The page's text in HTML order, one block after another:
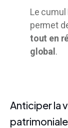
Le
permet
tout en
global .
Anticiper la
patrimoniale